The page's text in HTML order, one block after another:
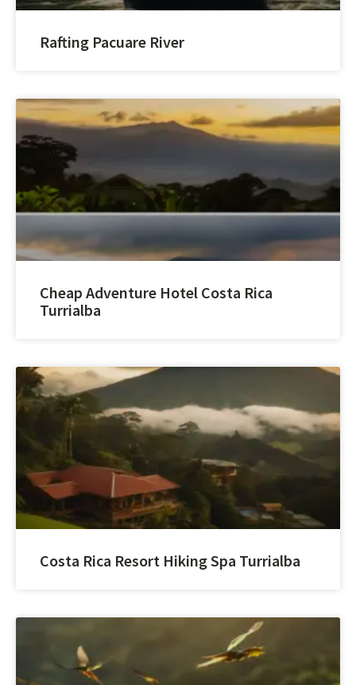
Rafting Pacuare River
Cheap Adventure Hotel Costa Rica
Turrialba
Costa Rica Resort Hiking Spa Turrialba